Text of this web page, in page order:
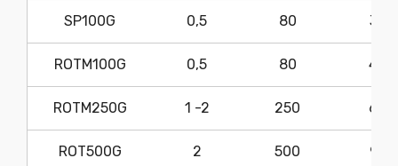
(L/s)
(L)
SP100G 0,5 80 350
ROTM100G 0,5 80 400
ROTM250G 1 -2 250 680
ROT500G 2 500 930